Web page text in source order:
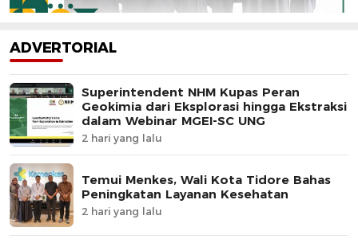
ADVERTORIAL
Superintendent NHM Kupas Peran
Geokimia dari Eksplorasi hingga Ekstraksi
dalam Webinar MGEI-SC UNG
2 hari yang lalu
Temui Menkes, Wali Kota Tidore Bahas
Peningkatan Layanan Kesehatan
2 hari yang lalu